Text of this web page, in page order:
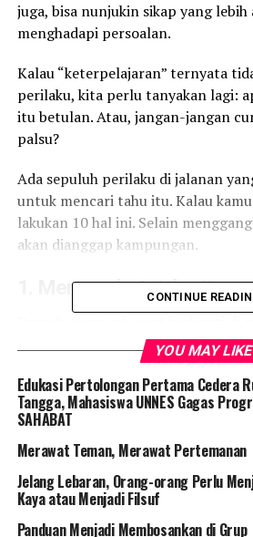
juga, bisa nunjukin sikap yang
menghadapi persoalan.
Kalau “keterpelajaran” ternyata
perilaku, kita perlu tanyakan lagi:
itu betulan. Atau, jangan-jangan
palsu?
Ada sepuluh perilaku di jalanan
untuk mencari tahu itu. Kalau
lakukan 10 hal ini. Selain
akan dianggap kampungan.
1. Menyerobot Jalur
sudah berhenti sesuai garis. Eh,
orang yang berhenti di kanan kamu.
Meski sederhana, tindakan itu
akan menyulitkan pengendara lain
arah berlawan. Kalau itu dilakukan
sempit, itu bisa bikin macet.
2. Melewati Garis Marka
CONTINUE
YOU MAY LIKE
Edukasi Pertolongan Pertama Cedera
Tangga, Mahasiswa UNNES Gagas
SAHABAT
Merawat Teman, Merawat Pertemanan
Jelang Lebaran, Orang-orang Perlu
Kaya atau Menjadi Filsuf
Panduan Menjadi Membosankan di Grup